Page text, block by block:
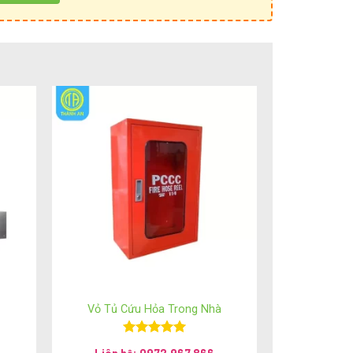
ỐNG GIÓ THÀNH AN
Vỏ Tủ Cứu Hỏa Trong Nhà